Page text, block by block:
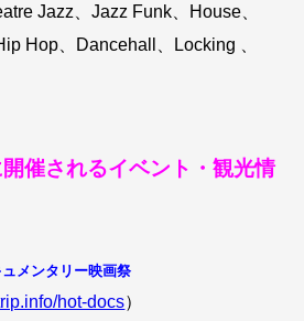
Jazz、Jazz Funk、House、
Hop、Dancehall、Locking 、
催されるイベント・観光情
メンタリー映画祭
hot-docs）